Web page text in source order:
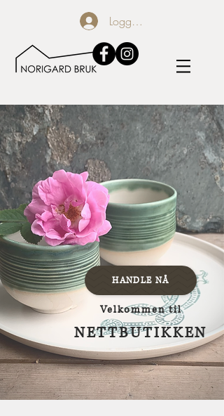
Logg inn
HANDLE NÅ
Velkommen til
NETTBUTIKKEN